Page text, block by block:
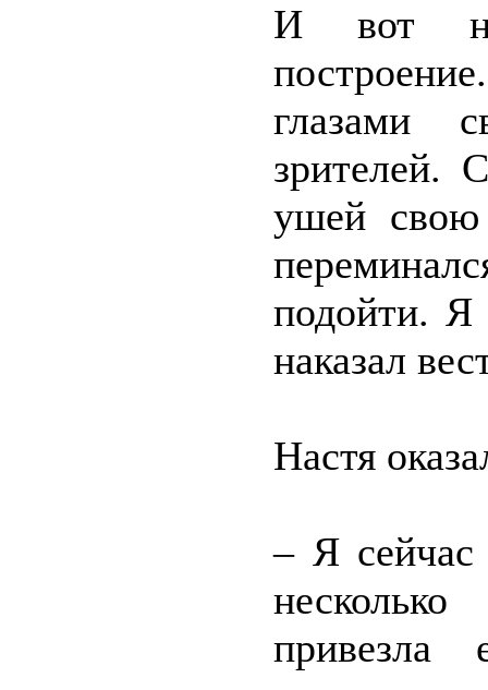
И вот
глазами
зрителей.
ушей свою
подойти. Я
наказал
Настя
– Я сейчас